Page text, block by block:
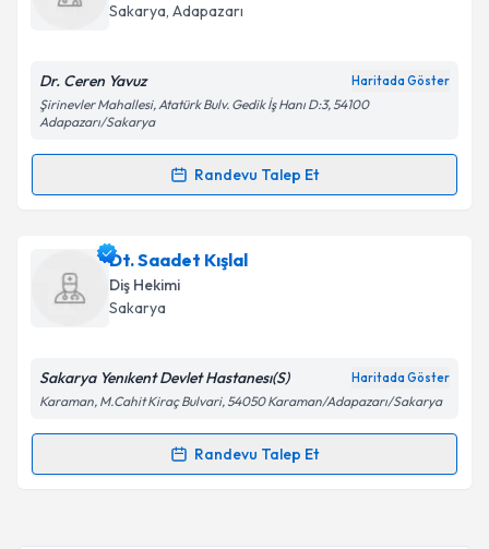
takvim hazırlandığında e-posta ile bilgilendireceğiz.
Kişisel verilerimin işlenmesine ilişkinAydınlatma
'ni okudum ve kişisel verilerimin belirtilen
kapsamda işlenmesini kabul ediyorum.
Takvim Talebini Gönder
Sakarya, Adapazarı
Dr. Ceren Yavuz Haritada Göster
Şirinevler Mahallesi, Atatürk Bulv. Gedik İş Hanı D:3, 54100
Adapazarı/Sakarya
Randevu Talep Et
Randevu Takvimi Talebi
Dt. Ceren Yavuz Bilmez
oluşturun. Size bu uzmandan randevu almanız için bir
takvim hazırlandığında e-posta ile bilgilendireceğiz.
Kişisel verilerimin işlenmesine ilişkin
Metni'ni okudum ve kişisel verilerimin belirtilen
Dt. Saadet Kışlal
Diş Hekimi
Sakarya
Sakarya Yenıkent Devlet Hastanesı(S) Haritada Göster
Karaman, M.Cahit Kiraç Bulvari, 54050 Karaman/Adapazarı/Sakarya
Randevu Talep Et
Randevu Takvimi Talebi